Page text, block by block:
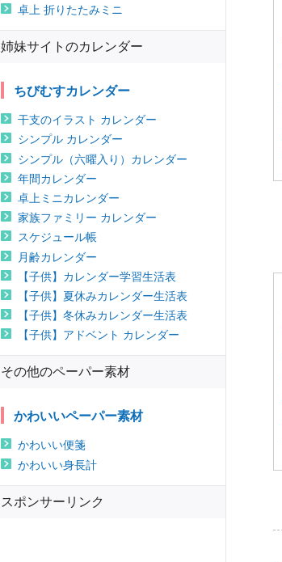
卓上 折りたたみミニ
姉妹サイトのカレンダー
ちびむすカレンダー
干支のイラスト カレンダー
シンプル カレンダー
シンプル（六曜入り）カレンダー
年間カレンダー
卓上ミニカレンダー
家族ファミリー カレンダー
スケジュール帳
月齢カレンダー
【子供】カレンダー学習生活表
【子供】夏休みカレンダー生活表
【子供】冬休みカレンダー生活表
【子供】アドベント カレンダー
その他のペーパー素材
かわいいペーパー素材
かわいい便箋
かわいい身長計
スポンサーリンク